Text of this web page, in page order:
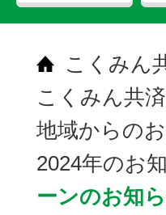
こくみん
こくみん共
地域からの
2024年のお
ーンのお知